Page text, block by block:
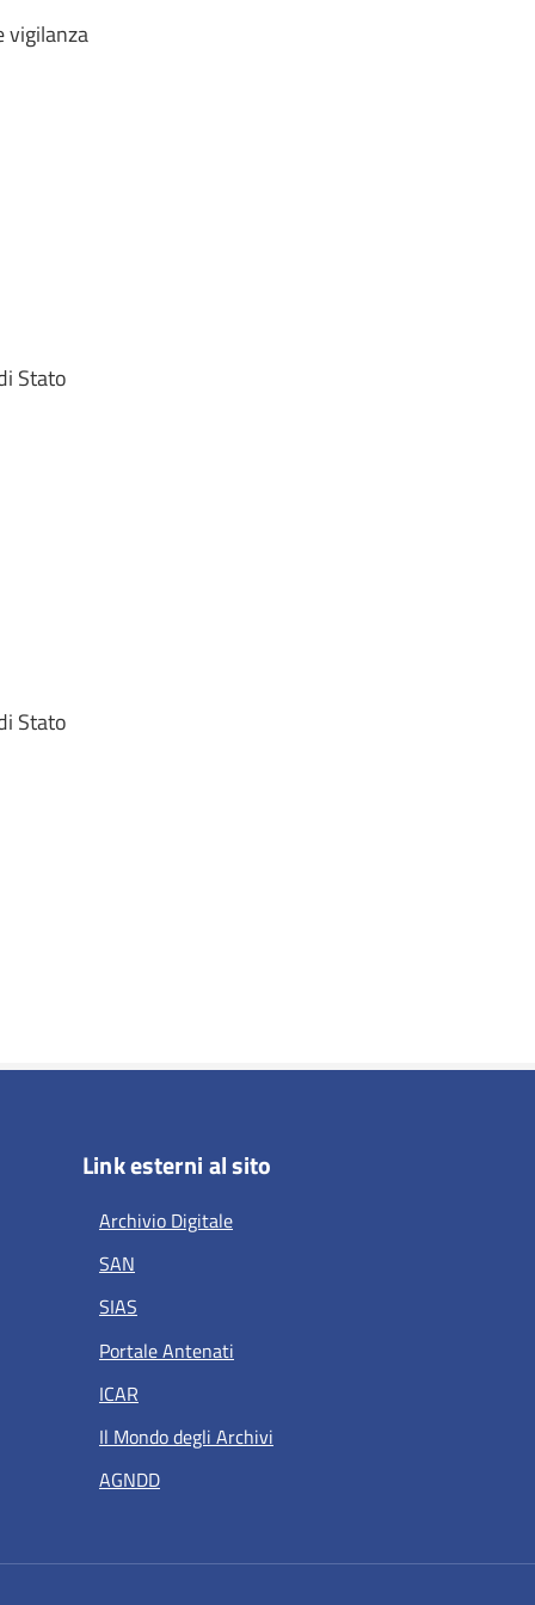
vigilanza
Stato
Stato
Link esterni al sito
Archivio Digitale
SAN
SIAS
Portale Antenati
ICAR
Il Mondo degli Archivi
AGNDD